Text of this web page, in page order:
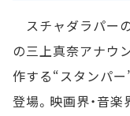
スチャダラパー
の三上真奈アナウ
作する“スタンパ
登場。映画界・音